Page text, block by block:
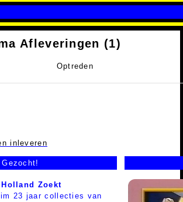
Afleveringen (1)
Optreden
Gezocht!
Holland Zoekt
23 jaar collecties van